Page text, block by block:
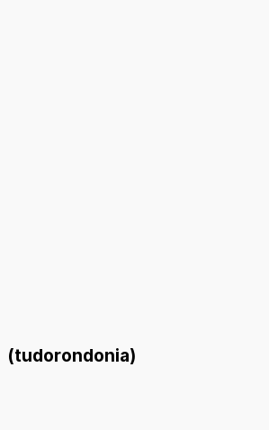
(tudorondonia)